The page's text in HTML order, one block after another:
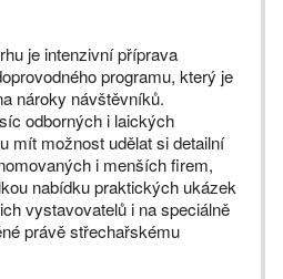
je intenzivní příprava
programu, který je
nároky návštěvníků.
odborných i laických
mít možnost udělat si detailní
i menších firem,
nabídku praktických ukázek
vystavovatelů i na speciálně
právě střechařskému